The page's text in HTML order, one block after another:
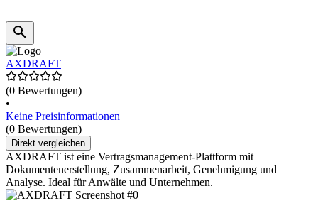
AXDRAFT
(0 Bewertungen)
•
Keine Preisinformationen
(0 Bewertungen)
Direkt vergleichen
AXDRAFT ist eine Vertragsmanagement-Plattform mit
Dokumentenerstellung, Zusammenarbeit, Genehmigung und
Analyse. Ideal für Anwälte und Unternehmen.